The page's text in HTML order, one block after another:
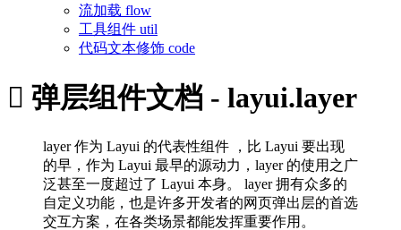
流加载 flow
工具组件 util
代码文本修饰 code
 弹层组件文档 - layui.layer
layer 作为 Layui 的代表性组件 ，比 Layui 要出现
的早，作为 Layui 最早的源动力，layer 的使用之广
泛甚至一度超过了 Layui 本身。 layer 拥有众多的
自定义功能，也是许多开发者的网页弹出层的首选
交互方案，在各类场景都能发挥重要作用。